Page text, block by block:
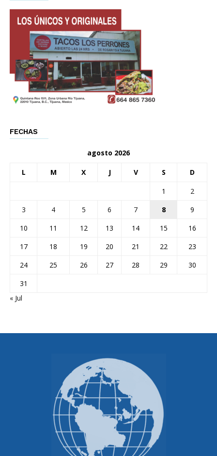
FECHAS
agosto 2026
L M X J V S D
1
2
3
4 5 6 7 8
9
10
11 12 13 14 15
16
17
18 19 20 21 22
23
24
25 26 27 28 29
30
31
« Jul